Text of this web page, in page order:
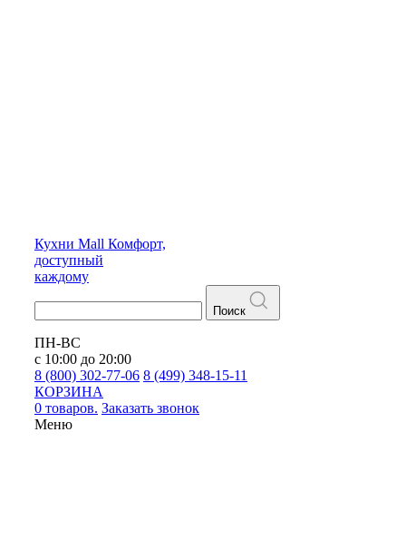
Кухни Mall Комфорт,
доступный
каждому
Поиск
ПН-ВС
с 10:00 до 20:00
8 (800) 302-77-06 8 (499) 348-15-11
КОРЗИНА
0 товаров. Заказать звонок
Меню